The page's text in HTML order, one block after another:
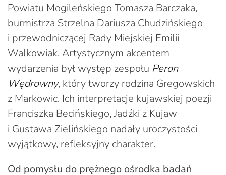
Powiatu Mogileńskiego Tomasza Barczaka,
burmistrza Strzelna Dariusza Chudzińskiego
i przewodniczącej Rady Miejskiej Emilii
Walkowiak. Artystycznym akcentem
wydarzenia był występ zespołu Peron
Wędrowny, który tworzy rodzina Gregowskich
z Markowic. Ich interpretacje kujawskiej poezji
Franciszka Becińskiego, Jadźki z Kujaw
i Gustawa Zielińskiego nadały uroczystości
wyjątkowy, refleksyjny charakter.
Od pomysłu do prężnego ośrodka badań